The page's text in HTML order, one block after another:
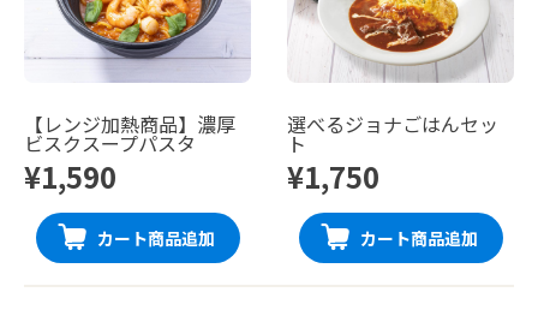
【レンジ加熱商品】濃厚
ビスクスープパスタ
¥1,590
カート商品追加
選べるジョナごはんセッ
ト
¥1,750
カート商品追加